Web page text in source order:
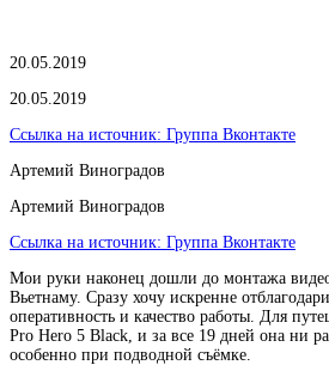
20.05.2019
20.05.2019
Ссылка на источник: Группа Вконтакте
Артемий Виноградов
Артемий Виноградов
Ссылка на источник: Группа Вконтакте
Мои руки наконец дошли до монтажа
Вьетнаму. Сразу хочу искренне
оперативность и качество работы. Для
Pro Hero 5 Black, и за все 19 дней она ни
особенно при подводной съёмке.